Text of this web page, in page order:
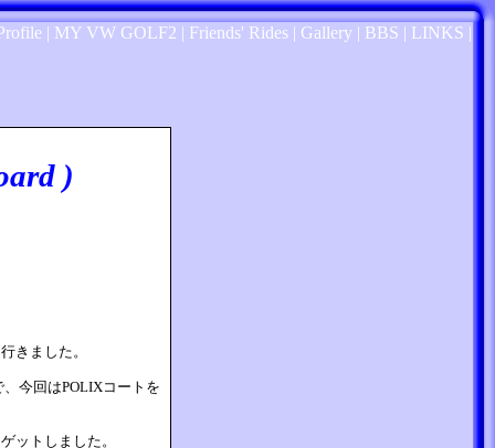
| MY VW GOLF2 | Friends' Rides | Gallery | BBS | LINKS |
)
きました。
今回はPOLIXコートを
ットしました。